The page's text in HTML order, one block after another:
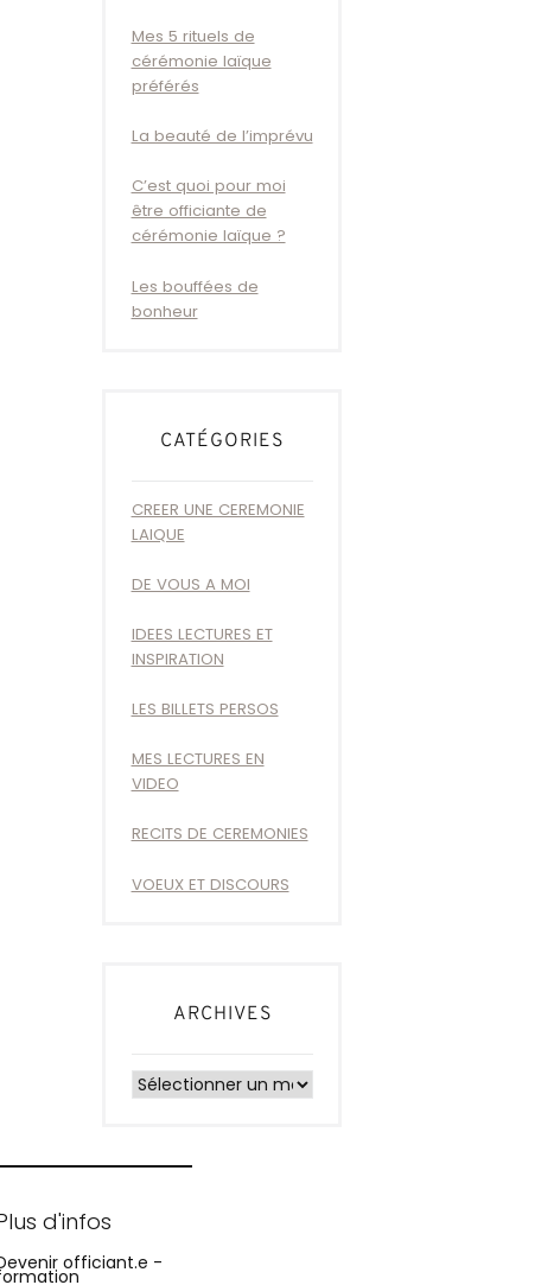
Mes 5 rituels de
cérémonie laïque
préférés
La beauté de l’imprévu
C’est quoi pour moi
être officiante de
cérémonie laïque ?
Les bouffées de
bonheur
CATÉGORIES
CREER UNE CEREMONIE
LAIQUE
DE VOUS A MOI
IDEES LECTURES ET
INSPIRATION
LES BILLETS PERSOS
MES LECTURES EN
VIDEO
RECITS DE CEREMONIES
VOEUX ET DISCOURS
ARCHIVES
Archives
d'infos
officiant.e -